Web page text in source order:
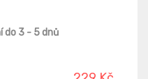
do 3 - 5 dnů